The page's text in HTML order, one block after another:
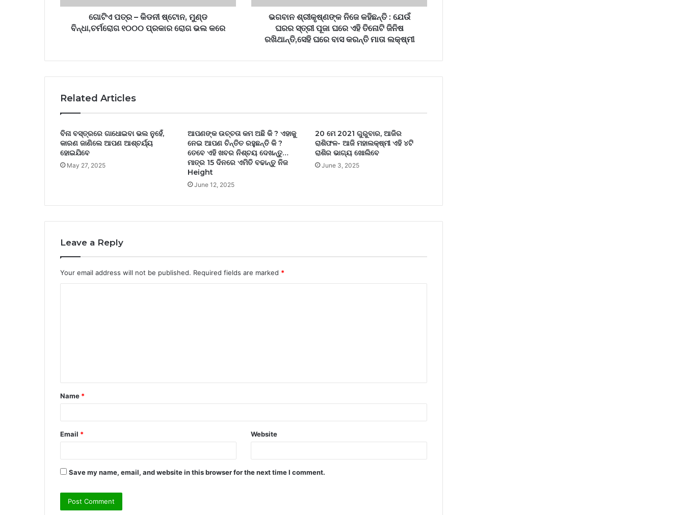
ଗୋଟିଏ ପତ୍ର – କିଡନୀ ଷ୍ଟୋନ, ମୁଣ୍ଡ
ବିନ୍ଧା,ଚର୍ମରୋଗ ୧୦୦୦ ପ୍ରକାର ରୋଗ ଭଲ କରେ
ଭଗବାନ ଶ୍ରୀକୃଷ୍ଣଙ୍କ ନିଜେ କହିଛନ୍ତି : ଯେଉଁ
ଘରର ସ୍ତ୍ରୀ ପୂଜା ଘରେ ଏହି ତିନୋଟି ଜିନିଷ
ରଖିଥାନ୍ତି,ସେହି ଘରେ ବାସ କରନ୍ତି ମାତା ଲକ୍ଷ୍ମୀ
Related Articles
ବିନା ବସ୍ତ୍ରରେ ଗାଧୋଇବା ଭଲ ନୁହେଁ,
କାରଣ ଜାଣିଲେ ଆପଣ ଆଶ୍ଚର୍ଯ୍ୟ
ହୋଇଯିବେ
May 27, 2025
ଆପଣଙ୍କ ଉଚ୍ଚତା କମ ଅଛି କି ? ଏହାକୁ
ନେଇ ଆପଣ ଚିନ୍ତିତ ରହୁଛନ୍ତି କି ?
ତେବେ ଏହି ଖବର ନିଶ୍ଚୟ ଦେଖନ୍ତୁ…
ମାତ୍ର 15 ଦିନରେ ଏମିତି ବଢାନ୍ତୁ ନିଜ
Height
June 12, 2025
20 ମେ 2021 ଗୁରୁବାର, ଆଜିର
ରାଶିଫଳ- ଆଜି ମହାଲକ୍ଷ୍ମୀ ଏହି ୪ଟି
ରାଶିର ଭାଗ୍ୟ ଖୋଲିବେ
June 3, 2025
Leave a Reply
Your email address will not be published. Required fields are marked *
t
*
Name *
Email * Website
Save my name, email, and website in this browser for the next time I comment.